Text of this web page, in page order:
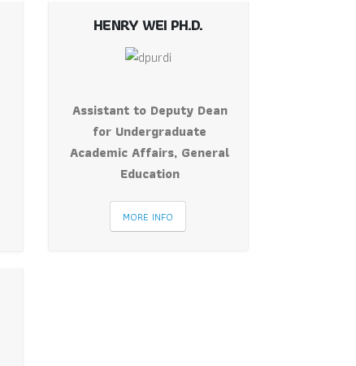
HENRY WEI PH.D.
Assistant to Deputy Dean
for Undergraduate
Academic Affairs, General
Education
MORE INFO